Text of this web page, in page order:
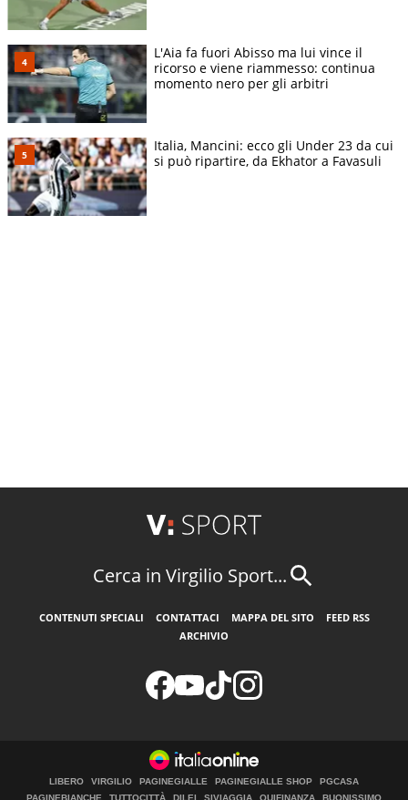
L'Aia fa fuori Abisso ma lui vince il
ricorso e viene riammesso: continua
momento nero per gli arbitri
Italia, Mancini: ecco gli Under 23 da cui
si può ripartire, da Ekhator a Favasuli
Cerca in Virgilio Sport...
CONTENUTI SPECIALI CONTATTACI MAPPA DEL SITO
FEED RSS
ARCHIVIO
LIBERO VIRGILIO PAGINEGIALLE PAGINEGIALLE SHOP
PGCASA
PAGINEBIANCHE
TUTTOCITTÀ DILEI SIVIAGGIA QUIFINANZA BUONISSIMO